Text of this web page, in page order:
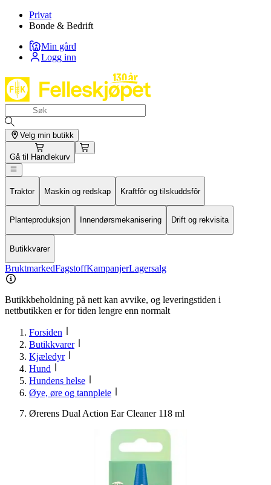
Privat
Bonde & Bedrift
Min gård
Logg inn
Velg min butikk
Gå til Handlekurv
Traktor Maskin og redskap Kraftfôr og tilskuddsfôr
Planteproduksjon Innendørsmekanisering Drift og rekvisita
Butikkvarer
BruktmarkedFagstoffKampanjerLagersalg
Butikkbeholdning på nett kan avvike, og leveringstiden i
nettbutikken er for tiden lengre enn normalt
Forsiden
Butikkvarer
Kjæledyr
Hund
Hundens helse
Øye, øre og tannpleie
Ørerens Dual Action Ear Cleaner 118 ml